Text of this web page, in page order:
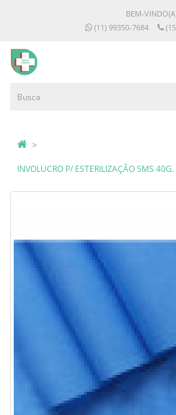
BEM-
(11) 99350-7684
INVOLUCRO P/ ESTERILIZAÇÃO SMS